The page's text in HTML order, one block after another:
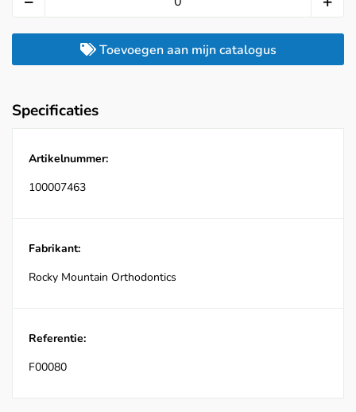
Toevoegen aan mijn catalogus
Specificaties
Artikelnummer:
100007463
Fabrikant:
Rocky Mountain Orthodontics
Referentie:
F00080